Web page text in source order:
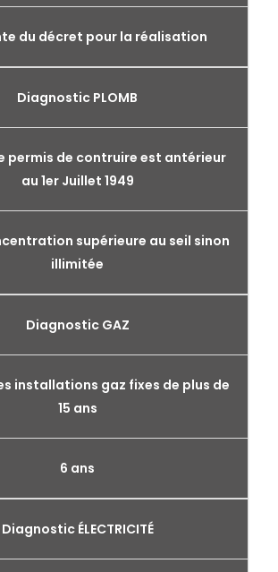
du décret pour la réalisation
Diagnostic PLOMB
permis de contruire est antérieur
au 1er Juillet 1949
supérieure au seil sinon
illimitée
Diagnostic GAZ
installations gaz fixes de plus de
15 ans
6 ans
Diagnostic ÉLECTRICITÉ